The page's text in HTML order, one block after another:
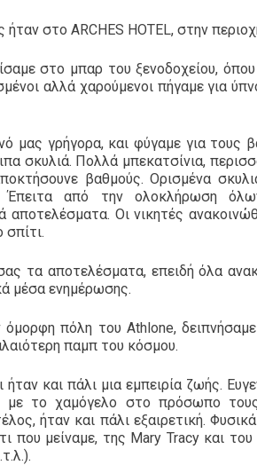
στο ARCHES HOTEL, στην
στο μπαρ του ξενοδοχείου,
αλλά χαρούμενοι πήγαμε για
μας γρήγορα, και φύγαμε για τους
σκυλιά. Πολλά μπεκατσίνια,
βαθμούς. Ορισμένα
Έπειτα από την ολοκλήρωση
αποτελέσματα. Οι νικητές
τα αποτελέσματα, επειδή όλα
μέσα ενημέρωσης.
πόλη του Athlone,
παμπ του κόσμου.
και πάλι μια εμπειρία ζωής.
με το χαμόγελο στο πρόσωπο
ήταν και πάλι εξαιρετική.
μείναμε, της Mary Tracy και